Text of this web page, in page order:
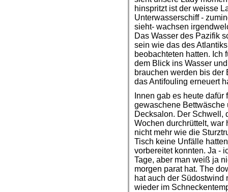
hinspritzt ist der weisse
Unterwasserschiff -
sieht- wachsen
Das Wasser des Pazifik
sein wie das des
beobachteten hatten. Ich
dem Blick ins Wasser
brauchen werden bis der
das Antifouling erneuert
Innen gab es heute
gewaschene Bettwäsche
Decksalon. Der Schwell,
Wochen durchrüttelt, war
nicht mehr wie die
Tisch keine Unfälle
vorbereitet konnten. Ja -
Tage, aber man weiß ja
morgen parat hat. The
hat auch der
wieder im